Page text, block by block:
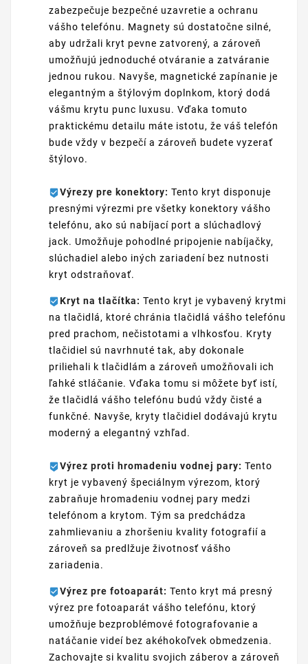
zabezpečuje bezpečné uzavretie a ochranu
vášho telefónu. Magnety sú dostatočne silné,
aby udržali kryt pevne zatvorený, a zároveň
umožňujú jednoduché otváranie a zatváranie
jednou rukou. Navyše, magnetické zapínanie je
elegantným a štýlovým doplnkom, ktorý dodá
vášmu krytu punc luxusu. Vďaka tomuto
praktickému detailu máte istotu, že váš telefón
bude vždy v bezpečí a zároveň budete vyzerať
štýlovo.
Výrezy pre konektory: Tento kryt disponuje
presnými výrezmi pre všetky konektory vášho
telefónu, ako sú nabíjací port a slúchadlový
jack. Umožňuje pohodlné pripojenie nabíjačky,
slúchadiel alebo iných zariadení bez nutnosti
kryt odstraňovať.
Kryt na tlačítka: Tento kryt je vybavený krytmi
na tlačidlá, ktoré chránia tlačidlá vášho telefónu
pred prachom, nečistotami a vlhkosťou. Kryty
tlačidiel sú navrhnuté tak, aby dokonale
priliehali k tlačidlám a zároveň umožňovali ich
ľahké stláčanie. Vďaka tomu si môžete byť istí,
že tlačidlá vášho telefónu budú vždy čisté a
funkčné. Navyše, kryty tlačidiel dodávajú krytu
moderný a elegantný vzhľad.
Výrez proti hromadeniu vodnej pary: Tento
kryt je vybavený špeciálnym výrezom, ktorý
zabraňuje hromadeniu vodnej pary medzi
telefónom a krytom. Tým sa predchádza
zahmlievaniu a zhoršeniu kvality fotografií a
zároveň sa predlžuje životnosť vášho
zariadenia.
Výrez pre fotoaparát: Tento kryt má presný
výrez pre fotoaparát vášho telefónu, ktorý
umožňuje bezproblémové fotografovanie a
natáčanie videí bez akéhokoľvek obmedzenia.
Zachovajte si kvalitu svojich záberov a zároveň